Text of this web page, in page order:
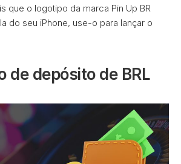
que o logotipo da marca Pin Up BR
do seu iPhone, use-o para lançar o
de depósito de BRL